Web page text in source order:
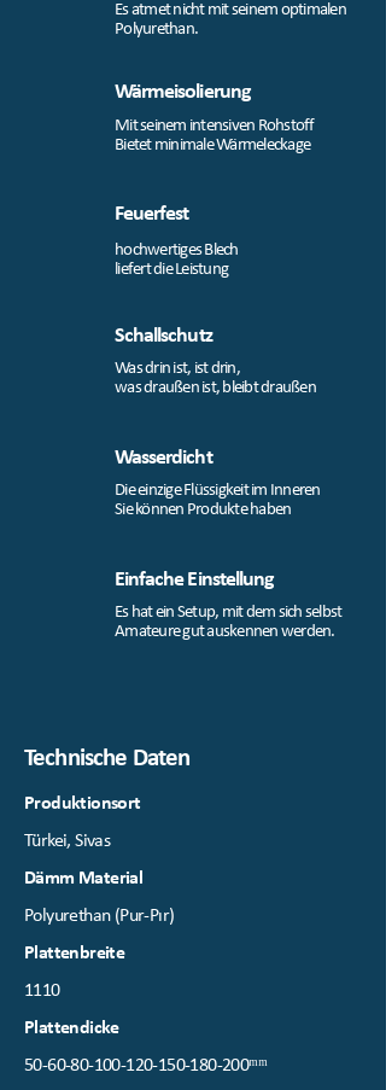
Es atmet nicht mit seinem optimalen
Polyurethan.
Wärmeisolierung
Mit seinem intensiven Rohstoff
Bietet minimale Wärmeleckage
Feuerfest
hochwertiges Blech
liefert die Leistung
Schallschutz
Was drin ist, ist drin,
was draußen ist, bleibt draußen
Wasserdicht
Die einzige Flüssigkeit im Inneren
Sie können Produkte haben
Einfache Einstellung
Es hat ein Setup, mit dem sich selbst
Amateure gut auskennen werden.
Technische Daten
Produktionsort
Türkei, Sivas
Dämm Material
Polyurethan (Pur-Pır)
Plattenbreite
1110
Plattendicke
50-60-80-100-120-150-180-200ᵐᵐ